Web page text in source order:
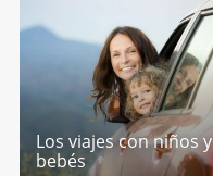
Los viajes con niños y
bebés